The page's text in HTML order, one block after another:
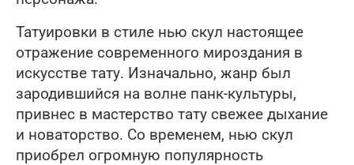
Татуировки в стиле нью скул настоящее
отражение современного мироздания в
искусстве тату. Изначально, жанр был
зародившийся на волне панк-культуры,
привнес в мастерство тату свежее дыхание
и новаторство. Со временем, нью скул
приобрел огромную популярность